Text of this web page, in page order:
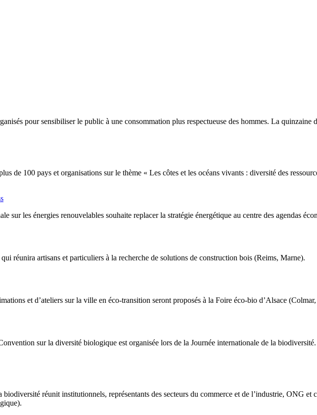
pour sensibiliser le public à une consommation plus respectueuse des hommes. La
de 100 pays et organisations sur le thème « Les côtes et les océans vivants : diversité des
sur les énergies renouvelables souhaite replacer la stratégie énergétique au centre des agendas
réunira artisans et particuliers à la recherche de solutions de construction bois (Reims, Marne).
et d’ateliers sur la ville en éco-transition seront proposés à la Foire éco-bio d’Alsace
sur la diversité biologique est organisée lors de la Journée internationale de la
biodiversité réunit institutionnels, représentants des secteurs du commerce et de l’industrie, ONG